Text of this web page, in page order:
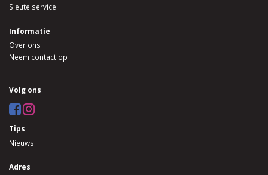
Sleutelservice
Informatie
Over ons
Neem contact op
Volg ons
Tips
Nieuws
Adres